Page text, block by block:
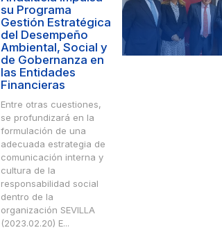
su Programa
Gestión Estratégica
del Desempeño
Ambiental, Social y
de Gobernanza en
las Entidades
Financieras
Entre otras cuestiones,
se profundizará en la
formulación de una
adecuada estrategia de
comunicación interna y
cultura de la
responsabilidad social
dentro de la
organización SEVILLA
(2023.02.20) E...